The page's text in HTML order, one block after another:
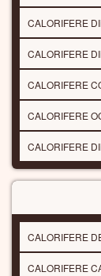
CALORIFERE
CALORIFERE
CALORIFERE
CALORIFERE
CALORIFERE
CALORIFERE
CALORIFERE